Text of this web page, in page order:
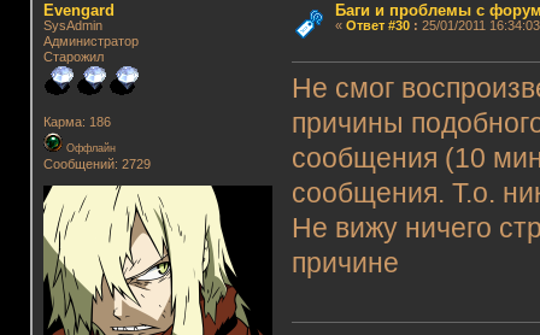
Evengard
SysAdmin
Администратор
Старожил
Карма: 186
Оффлайн
Сообщений: 2729
Баги и проблемы с
« Ответ #30: 25/01/2011
Не смог
причины
сообщения (10
сообщения. Т.о.
Не вижу ничего
причине